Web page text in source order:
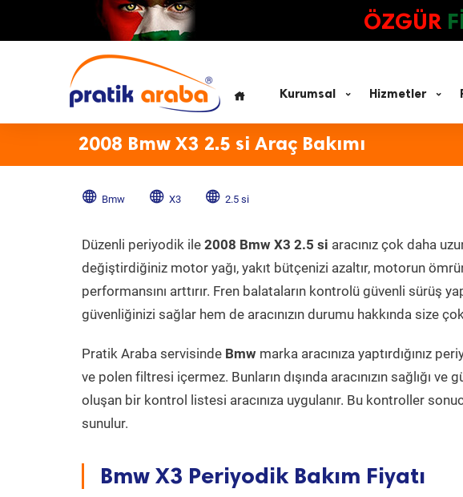
ÖZGÜR
Kurumsal Hizmetler
2008 Bmw X3 2.5 si Araç Bakımı
Bmw X3 2.5 si
Düzenli periyodik ile 2008 Bmw X3 2.5 si aracınız çok daha
değiştirdiğiniz motor yağı, yakıt bütçenizi azaltır, motorun
performansını arttırır. Fren balataların kontrolü güvenli sürüş
güvenliğinizi sağlar hem de aracınızın durumu hakkında size
Pratik Araba servisinde Bmw marka aracınıza yaptırdığınız
ve polen filtresi içermez. Bunların dışında aracınızın sağlığı
oluşan bir kontrol listesi aracınıza uygulanır. Bu kontroller
sunulur.
Bmw X3 Periyodik Bakım Fiyatı